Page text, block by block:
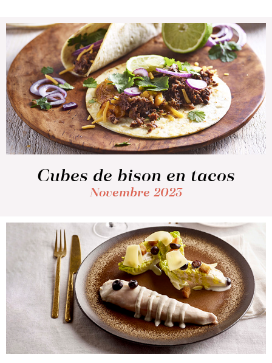
Cubes de bison en tacos
Novembre 2023